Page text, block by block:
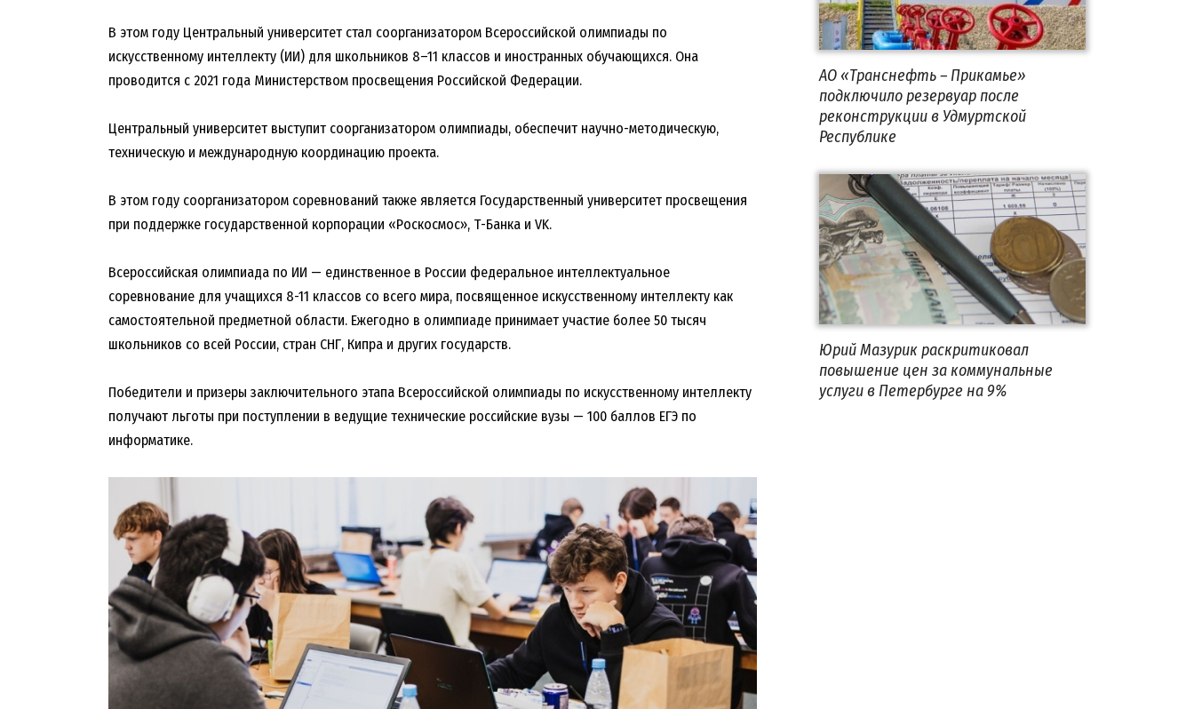
В этом году Центральный университет стал соорганизатором Всероссийской олимпиады по
искусственному интеллекту (ИИ) для школьников 8–11 классов и иностранных обучающихся. Она
проводится с 2021 года Министерством просвещения Российской Федерации.
Центральный университет выступит соорганизатором олимпиады, обеспечит научно-методическую,
техническую и международную координацию проекта.
В этом году соорганизатором соревнований также является Государственный университет просвещения
при поддержке государственной корпорации «Роскосмос», Т-Банка и VK.
Всероссийская олимпиада по ИИ — единственное в России федеральное интеллектуальное
соревнование для учащихся 8-11 классов со всего мира, посвященное искусственному интеллекту как
самостоятельной предметной области. Ежегодно в олимпиаде принимает участие более 50 тысяч
школьников со всей России, стран СНГ, Кипра и других государств.
Победители и призеры заключительного этапа Всероссийской олимпиады по искусственному интеллекту
получают льготы при поступлении в ведущие технические российские вузы — 100 баллов ЕГЭ по
информатике.
АО «Транснефть – Прикамье»
подключило резервуар после
реконструкции в Удмуртской
Республике
Юрий Мазурик раскритиковал
повышение цен за коммунальные
услуги в Петербурге на 9%